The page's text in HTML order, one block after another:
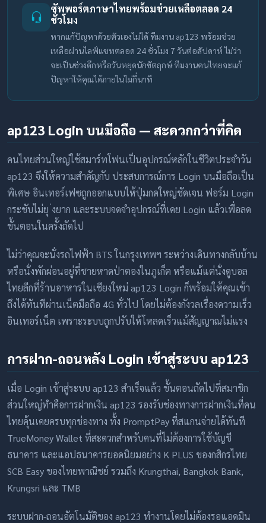
ซัพพอร์ตภาษาไทยพร้อมช่วยเหลือตลอด 24
ชั่วโมง
หากแก้ปัญหาด้วยตัวเองไม่ได้ ทีมงาน ap123 พร้อมช่วย
เหลือผ่านไลฟ์แชทตลอด 24 ชั่วโมง 7 วันต่อสัปดาห์ ไม่ว่า
จะเป็นช่วงดึกหรือวันหยุดนักขัตฤกษ์ ทีมงานคนไทยจะแก้
ปัญหาให้คุณได้ภายในไม่กี่นาที
ap123 Login บนมือถือ — สะดวกกว่าที่คิด
คนไทยส่วนใหญ่ใช้สมาร์ทโฟนเป็นอุปกรณ์หลักในชีวิตประจำวัน
ap123 จึงให้ความสำคัญกับ ประสบการณ์การ Login บนมือถือเป็น
พิเศษ อินเทอร์เฟซถูกออกแบบให้ปุ่มกดใหญ่ชัดเจน ฟอร์ม Login
กระชับไม่ยุ ่งยาก และระบบจดจำอุปกรณ์ที่เคย Login แล้วเพื่อลด
ขั้นตอนในครั้งถัดไป
ไม่ว่าคุณจะนั่งรถไฟฟ้า BTS ในกรุงเทพฯ ระหว่างเดินทางกลับบ้าน
หรือนั่งพักผ่อนอยู่ที่ชายหาดป่าตองในภูเก็ต หรือแม้แต่นั่งดูบอล
ไทยลีกที่ร้านอาหารในเชียงใหม่ ap123 Login ก็พร้อมให้คุณเข้า
ถึงได้ทันทีผ่านเน็ตมือถือ 4G ทั่วไป โดยไม่ต้องกังวลเรื่องความเร็ว
อินเทอร์เน็ต เพราะระบบถูกปรับให้โหลดเร็วแม้สัญญาณไม่แรง
การฝาก-ถอนหลัง Login เข้าสู่ระบบ ap123
เมื่อ Login เข้าสู่ระบบ ap123 สำเร็จแล้ว ขั้นตอนถัดไปที่สมาชิก
ส่วนใหญ่ทำคือการฝากเงิน ap123 รองรับช่องทางการฝากเงินที่คน
ไทยคุ้นเคยครบทุกช่องทาง ทั้ง PromptPay ที่สแกนจ่ายได้ทันที
TrueMoney Wallet ที่สะดวกสำหรับคนที่ไม่ต้องการใช้บัญชี
ธนาคาร และแอปธนาคารยอดนิยมอย่าง K PLUS ของกสิกรไทย
SCB Easy ของไทยพาณิชย์ รวมถึง Krungthai, Bangkok Bank,
Krungsri และ TMB
ระบบฝาก-ถอนอัตโนมัติของ ap123 ทำงานโดยไม่ต้องรอแอดมิน